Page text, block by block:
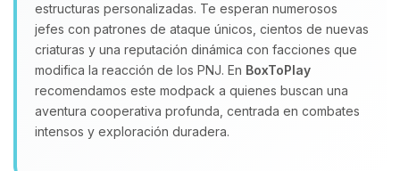
estructuras personalizadas. Te esperan numerosos
jefes con patrones de ataque únicos, cientos de nuevas
criaturas y una reputación dinámica con facciones que
modifica la reacción de los PNJ. En BoxToPlay
recomendamos este modpack a quienes buscan una
aventura cooperativa profunda, centrada en combates
intensos y exploración duradera.